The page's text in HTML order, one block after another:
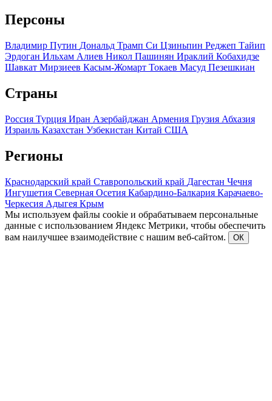
Персоны
Владимир Путин Дональд Трамп Си Цзиньпин Реджеп Тайип
Эрдоган Ильхам Алиев Никол Пашинян Ираклий Кобахидзе
Шавкат Мирзиеев Касым-Жомарт Токаев Масуд Пезешкиан
Страны
Россия Турция Иран Азербайджан Армения Грузия Абхазия
Израиль Казахстан Узбекистан Китай США
Регионы
Краснодарский край Ставропольский край Дагестан Чечня
Ингушетия Северная Осетия Кабардино-Балкария Карачаево-
Черкесия Адыгея Крым
Мы используем файлы cookie и обрабатываем персональные
данные с использованием Яндекс Метрики, чтобы обеспечить
вам наилучшее взаимодействие с нашим веб-сайтом.
ОК